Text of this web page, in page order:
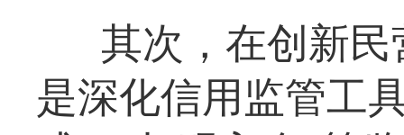
其次，在创新
是深化信用监管工